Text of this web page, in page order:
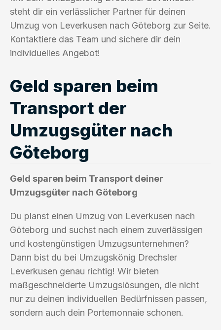
steht dir ein verlässlicher Partner für deinen
Umzug von Leverkusen nach Göteborg zur Seite.
Kontaktiere das Team und sichere dir dein
individuelles Angebot!
Geld sparen beim
Transport der
Umzugsgüter nach
Göteborg
Geld sparen beim Transport deiner
Umzugsgüter nach Göteborg
Du planst einen Umzug von Leverkusen nach
Göteborg und suchst nach einem zuverlässigen
und kostengünstigen Umzugsunternehmen?
Dann bist du bei Umzugskönig Drechsler
Leverkusen genau richtig! Wir bieten
maßgeschneiderte Umzugslösungen, die nicht
nur zu deinen individuellen Bedürfnissen passen,
sondern auch dein Portemonnaie schonen.